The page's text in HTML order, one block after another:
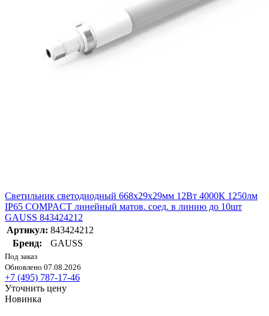
Светильник светодиодный 668х29х29мм 12Вт 4000К 1250лм
IP65 COMPACT линейный матов. соед. в линию до 10шт
GAUSS 843424212
Артикул: 843424212
Бренд:
GAUSS
Под заказ
Обновлено 07.08.2026
+7 (495) 787-17-46
Уточнить цену
Новинка